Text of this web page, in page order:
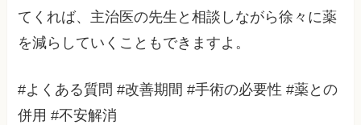
てくれば、主治医の先生と相談しながら徐々に薬
を減らしていくこともできますよ。
#よくある質問 #改善期間 #手術の必要性 #薬との
併用 #不安解消